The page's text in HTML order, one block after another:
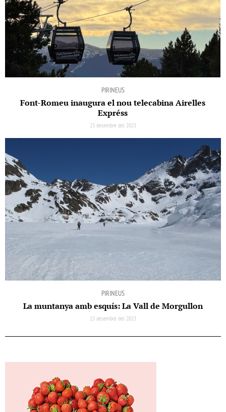
PIRINEUS
Font-Romeu inaugura el nou telecabina Airelles
Expréss
23 desembre del 2023
PIRINEUS
La muntanya amb esquís: La Vall de Morgullon
13 desembre del 2023